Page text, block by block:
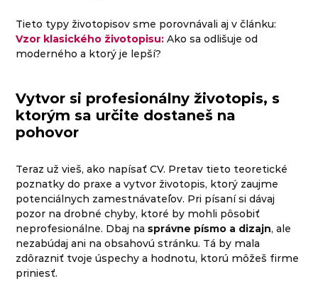
Tieto typy životopisov sme porovnávali aj v článku:
Vzor klasického životopisu: Ako sa odlišuje od
moderného a ktorý je lepší?
Vytvor si profesionálny životopis, s
ktorým sa určite dostaneš na
pohovor
Teraz už vieš, ako napísať CV. Pretav tieto teoretické
poznatky do praxe a vytvor životopis, ktorý zaujme
potenciálnych zamestnávateľov. Pri písaní si dávaj
pozor na drobné chyby, ktoré by mohli pôsobiť
neprofesionálne. Dbaj nasprávne písmo a dizajn, ale
nezabúdaj ani na obsahovú stránku. Tá by mala
zdôrazniť tvoje úspechy a hodnotu, ktorú môžeš firme
priniesť.